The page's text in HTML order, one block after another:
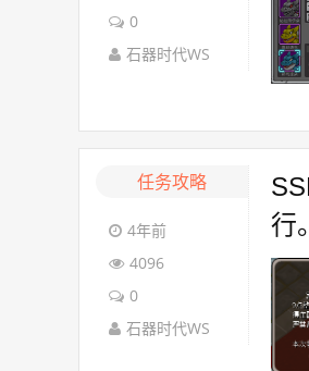
0
石器时代WS
任务攻略
4年前
4096
0
石器时代WS
行。